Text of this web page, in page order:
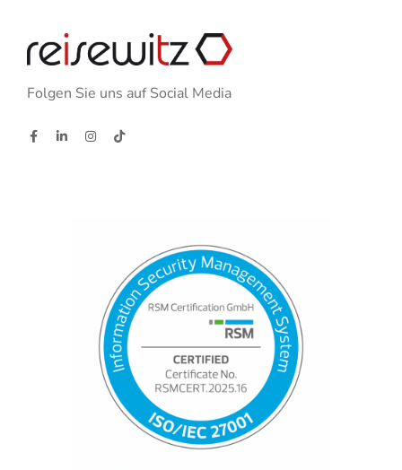
Folgen Sie uns auf Social Media